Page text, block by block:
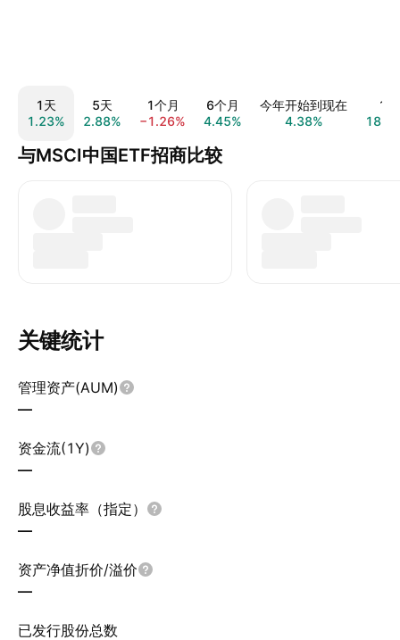
1天
1.23%
5天
2.88%
1个月
−1.26%
6个月
4.45%
今年开始到现在
4.38%
1年
与MSCI中国ETF招商比较
关键统计
管理资产(AUM)
—
资金流(1Y)
—
股息收益率（指定）
—
资产净值折价/溢价
—
已发行股份总数